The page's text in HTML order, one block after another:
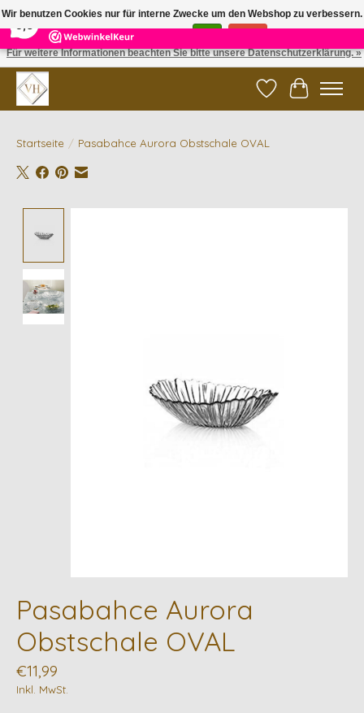
5 Reviews ×
✓ Gratis verzending vanaf €200 | ✓ 14 dagen retourneren
Wunschzettel
Ihr
Startseite / Pasabahce Aurora Obstschale OVAL
Pasabahce Aurora
Obstschale OVAL
€11,99
Inkl. MwSt.
Wir benutzen Cookies nur für interne Zwecke um den Webshop zu verbessern.
Ist das in Ordnung?
Für weitere Informationen beachten Sie bitte unsere Datenschutzerklärung. »